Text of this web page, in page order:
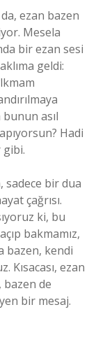
ezan bazen
Mesela
bir ezan sesi
geldi:
bunun asıl
Hadi
gibi.
sadece bir dua
çağrısı.
ki, bu
bakmamız,
bazen, kendi
ezan
bazen de
bir mesaj.